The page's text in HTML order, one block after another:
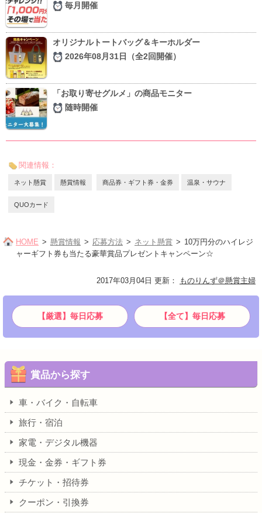
毎月開催
オリジナルトートバッグ＆キーホルダー
2026年08月31日（全2回開催）
「お取り寄せグルメ」の商品モニター
随時開催
関連情報：
ネット懸賞 懸賞情報 商品券・ギフト券・金券 温泉・サウナ
QUOカード
HOME 懸賞情報 応募方法 ネット懸賞
10万円分のハイレジ
ャーギフト券も当たる豪華賞品プレゼントキャンペーン☆
2017年03月04日 更新 ： ものりんず＠懸賞主婦
【厳選】毎日応募 【全て】毎日応募
賞品から探す
車・バイク・自転車
旅行・宿泊
家電・デジタル機器
現金・金券・ギフト券
チケット・招待券
クーポン・引換券